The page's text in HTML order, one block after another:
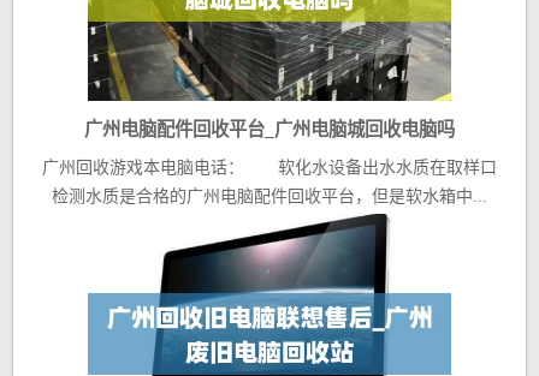
广州电脑配件回收平台_广州电脑城回收电脑吗
广州回收游戏本电脑电话： 软化水设备出水水质在取样口
检测水质是合格的广州电脑配件回收平台，但是软水箱中...